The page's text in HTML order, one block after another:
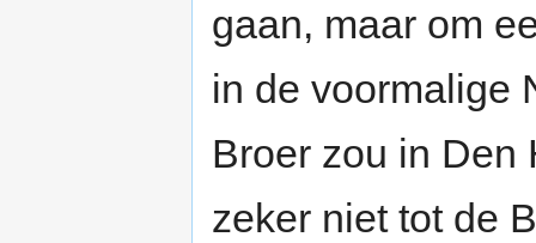
gaan, maar om
in de voormalige
Broer zou in Den
zeker niet tot de